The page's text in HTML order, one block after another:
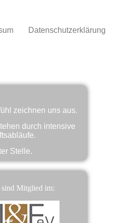
Datenschutzerklärung
zeichnen uns aus.
durch intensive
Stelle.
Mitglied im: